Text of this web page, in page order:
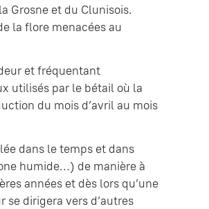
Grosne et du Clunisois.
la flore menacées au
et fréquentant
utilisés par le bétail où la
du mois d’avril au mois
dans le temps et dans
humide…) de manière à
années et dès lors qu’une
se dirigera vers d’autres